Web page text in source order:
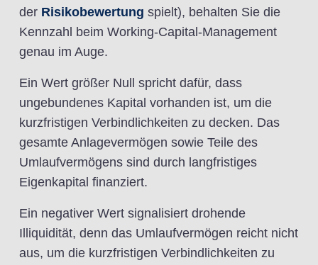
der Risikobewertung spielt), behalten Sie die
Kennzahl beim Working-Capital-Management
genau im Auge.
Ein Wert größer Null spricht dafür, dass
ungebundenes Kapital vorhanden ist, um die
kurzfristigen Verbindlichkeiten zu decken. Das
gesamte Anlagevermögen sowie Teile des
Umlaufvermögens sind durch langfristiges
Eigenkapital finanziert.
Ein negativer Wert signalisiert drohende
Illiquidität, denn das Umlaufvermögen reicht nicht
aus, um die kurzfristigen Verbindlichkeiten zu